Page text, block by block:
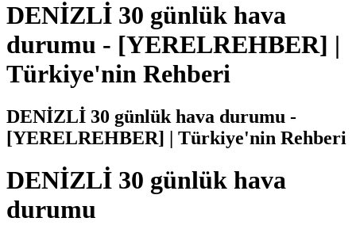
DENİZLİ 30 günlük hava
durumu - [YERELREHBER] |
Türkiye'nin Rehberi
DENİZLİ 30 günlük hava durumu -
[YERELREHBER] | Türkiye'nin Rehberi
DENİZLİ 30 günlük hava
durumu